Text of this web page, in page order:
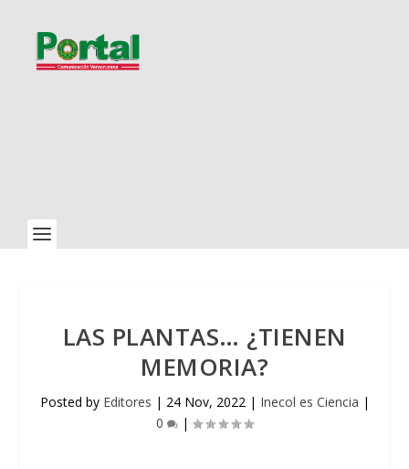
LAS PLANTAS… ¿TIENEN
MEMORIA?
Posted by Editores | 24 Nov, 2022| Inecol es Ciencia |
0
|